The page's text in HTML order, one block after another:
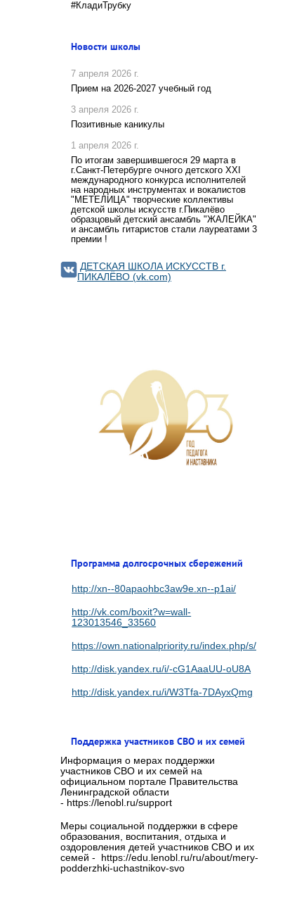
#КладиТрубку
Новости школы
7 апреля 2026 г.
Прием на 2026-2027 учебный год
3 апреля 2026 г.
Позитивные каникулы
1 апреля 2026 г.
По итогам завершившегося 29 марта в
г.Санкт-Петербурге очного детского XXI
международного конкурса исполнителей
на народных инструментах и вокалистов
"МЕТЕЛИЦА" творческие коллективы
детской школы искусств г.Пикалёво
образцовый детский ансамбль "ЖАЛЕЙКА"
и ансамбль гитаристов стали лауреатами 3
премии !
ДЕТСКАЯ ШКОЛА ИСКУССТВ г.
ПИКАЛЁВО (vk.com)
Программа долгосрочных сбережений
http://xn--80apaohbc3aw9e.xn--p1ai/
http://vk.com/boxit?w=wall-
123013546_33560
https://own.nationalpriority.ru/index.php/s/
http://disk.yandex.ru/i/-cG1AaaUU-oU8A
http://disk.yandex.ru/i/W3Tfa-7DAyxQmg
Поддержка участников СВО и их семей
Информация о мерах поддержки
участников СВО и их семей на
официальном портале Правительства
Ленинградской области
- https://lenobl.ru/support
Меры социальной поддержки в сфере
образования, воспитания, отдыха и
оздоровления детей участников СВО и их
семей - https://edu.lenobl.ru/ru/about/mery-
podderzhki-uchastnikov-svo